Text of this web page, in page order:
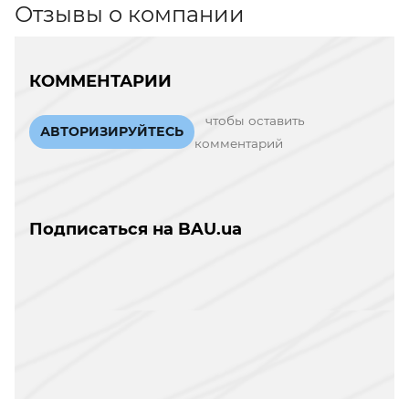
Отзывы о компании
КОММЕНТАРИИ
АВТОРИЗИРУЙТЕСЬ
чтобы оставить
комментарий
Подписаться на BAU.ua